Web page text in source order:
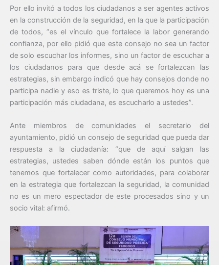
Por ello invitó a todos los ciudadanos a ser agentes activos
en la construcción de la seguridad, en la que la participación
de todos, “es el vínculo que fortalece la labor generando
confianza, por ello pidió que este consejo no sea un factor
de solo escuchar los informes, sino un factor de escuchar a
los ciudadanos para que desde acá se fortalezcan las
estrategias, sin embargo indicó que hay consejos donde no
participa nadie y eso es triste, lo que queremos hoy es una
participación más ciudadana, es escucharlo a ustedes”.
Ante miembros de comunidades el secretario del
ayuntamiento, pidió un consejo de seguridad que pueda dar
respuesta a la ciudadanía: “que de aquí salgan las
estrategias, ustedes saben dónde están los puntos que
tenemos que fortalecer como autoridades, para colaborar
en la estrategia que fortalezcan la seguridad, la comunidad
no es un mero espectador de este procesados sino y un
socio vital: afirmó.